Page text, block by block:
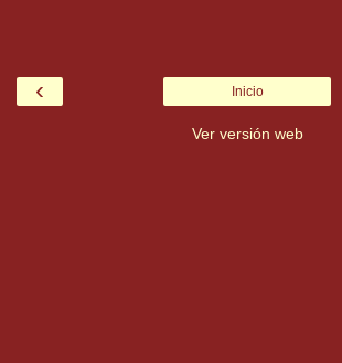
‹ Inicio
Ver versión web